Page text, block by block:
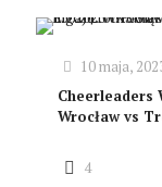
10 maja,
Cheerleaders
Wrocław vs
4